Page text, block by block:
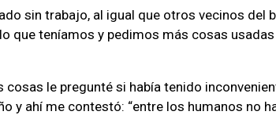
sin trabajo, al igual que otros vecinos del
que teníamos y pedimos más cosas
cosas le pregunté si había tenido
y ahí me contestó: “entre los humanos no